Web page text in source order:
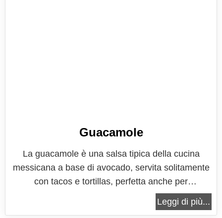
Guacamole
La guacamole è una salsa tipica della cucina
messicana a base di avocado, servita solitamente
con tacos e tortillas, perfetta anche per
accompagnare carni o pesci alla brace. Una ricetta
tradizionale, certamente tra le più conosciute ed
Leggi di più...